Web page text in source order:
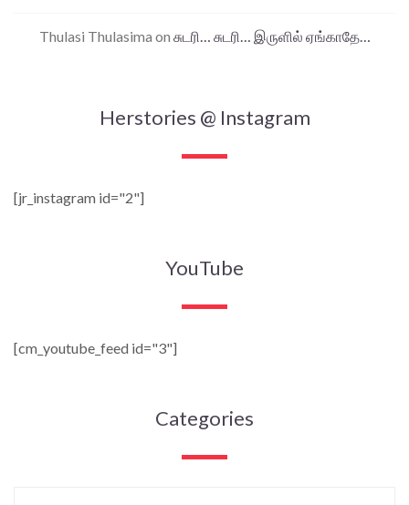
Thulasi Thulasima on சுடரி… சுடரி… இருளில் ஏங்காதே…
Herstories @ Instagram
[jr_instagram id="2"]
YouTube
[cm_youtube_feed id="3"]
Categories